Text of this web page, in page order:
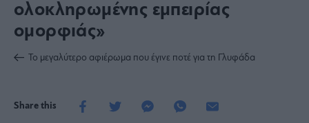
ολοκληρωμένης εμπειρίας
ομορφιάς»
Το μεγαλύτερο αφιέρωμα που έγινε ποτέ για τη Γλυφάδα
Share this